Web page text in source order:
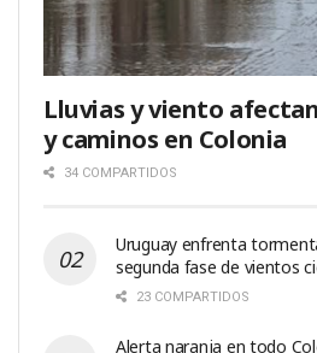
Lluvias y viento
y caminos en Colonia
34 COMPARTIDOS
Uruguay enfrenta
segunda fase de vientos
23 COMPARTIDOS
Alerta naranja en todo